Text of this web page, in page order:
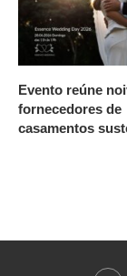
Evento reúne
fornecedores de
casamentos